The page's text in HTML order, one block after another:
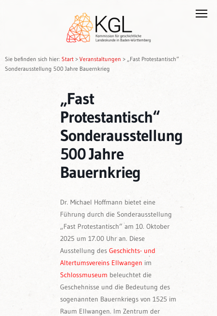
Sie befinden sich hier: Start > Veranstaltungen > „Fast Protestantisch“
Sonderausstellung 500 Jahre Bauernkrieg
„Fast
Protestantisch“
Sonderausstellung
500 Jahre
Bauernkrieg
Dr. Michael Hoffmann bietet eine
Führung durch die Sonderausstellung
„Fast Protestantisch“ am 10. Oktober
2025 um 17.00 Uhr an. Diese
Ausstellung des Geschichts- und
Altertumsvereins Ellwangen im
Schlossmuseum beleuchtet die
Geschehnisse und die Bedeutung des
sogenannten Bauernkriegs von 1525 im
Raum Ellwangen. Im Zentrum der